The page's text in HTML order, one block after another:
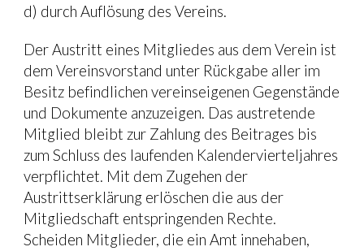
d) durch Auflösung des Vereins.
Der Austritt eines Mitgliedes aus dem Verein ist
dem Vereinsvorstand unter Rückgabe aller im
Besitz befindlichen vereinseigenen Gegenstände
und Dokumente anzuzeigen. Das austretende
Mitglied bleibt zur Zahlung des Beitrages bis
zum Schluss des laufenden Kalendervierteljahres
verpflichtet. Mit dem Zugehen der
Austrittserklärung erlöschen die aus der
Mitgliedschaft entspringenden Rechte.
Scheiden Mitglieder, die ein Amt innehaben,